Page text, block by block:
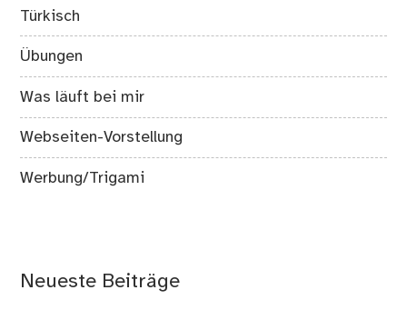
Türkisch
Übungen
Was läuft bei mir
Webseiten-Vorstellung
Werbung/Trigami
Neueste Beiträge